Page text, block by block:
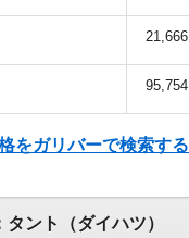
21,666
95,754
をガリバーで検索する
ント（ダイハツ）